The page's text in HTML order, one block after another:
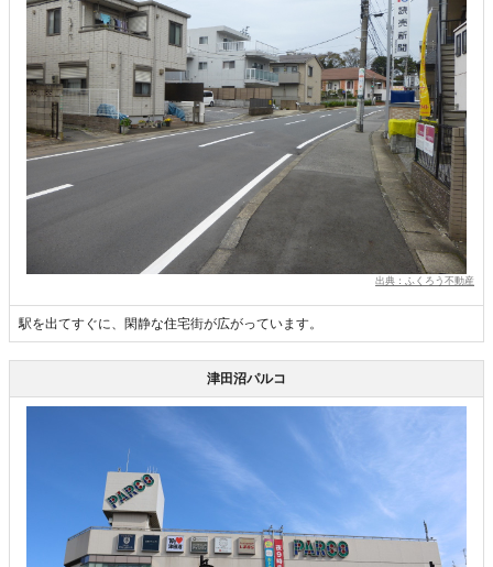
出典：ふくろう不動産
駅を出てすぐに、閑静な住宅街が広がっています。
津田沼パルコ